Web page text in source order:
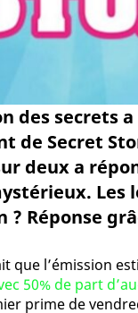
des secrets
de Secret
deux a
Réponse
que l’émission
50% de part
prime de